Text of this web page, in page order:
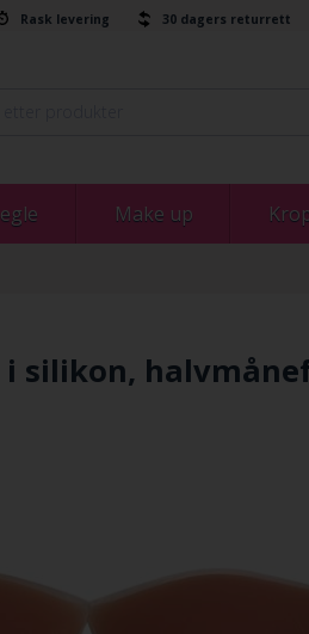
Rask levering 30 dagers returrett
Make up
i silikon,